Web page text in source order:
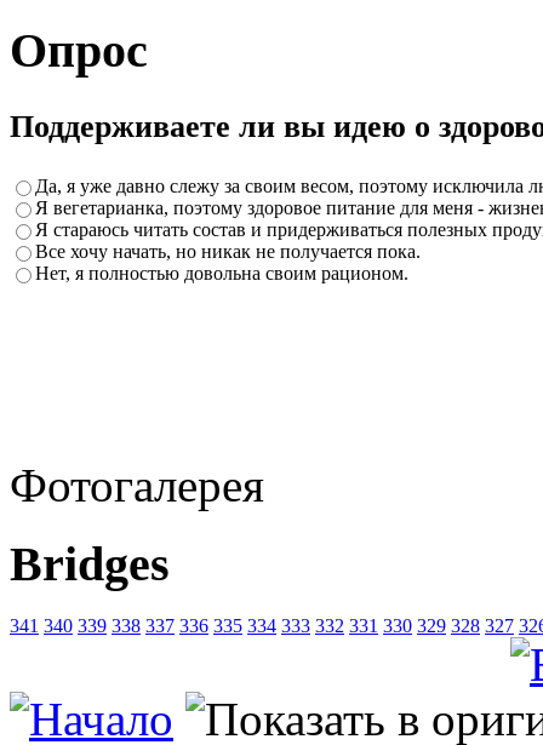
Опрос
Поддерживаете ли вы идею о
Да, я уже давно слежу за своим весом, поэтому исключила
Я вегетарианка, поэтому здоровое питание для меня -
Я стараюсь читать состав и придерживаться полезных
Все хочу начать, но никак не получается пока.
Нет, я полностью довольна своим рационом.
Фотогалерея
Bridges
341 340 339 338 337 336 335 334 333 332 331 330 329 328 327